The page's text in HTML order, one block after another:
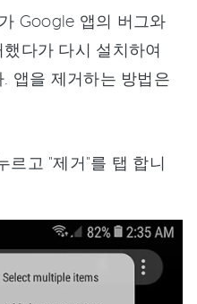
Google 앱의 버그와
다가 다시 설치하여
앱을 제거하는 방법은
르고 "제거"를 탭 합니